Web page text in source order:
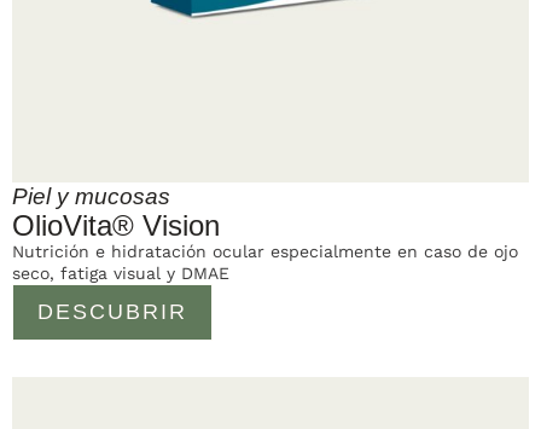
Piel y mucosas
OlioVita® Vision
DESCUBRIR
Nutrición e hidratación ocular especialmente en caso de ojo
seco, fatiga visual y DMAE